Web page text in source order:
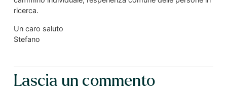
ricerca.
Un caro saluto
Stefano
Lascia un commento